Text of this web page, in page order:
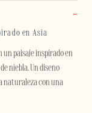
en Asia
paisaje inspirado en
niebla. Un diseño
naturaleza con una